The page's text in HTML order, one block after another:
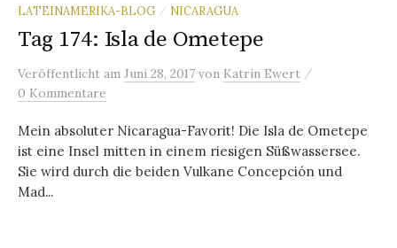
LATEINAMERIKA-BLOG / NICARAGUA
Tag 174: Isla de Ometepe
Veröffentlicht am Juni 28, 2017 von Katrin Ewert /
0 Kommentare
Mein absoluter Nicaragua-Favorit! Die Isla de Ometepe
ist eine Insel mitten in einem riesigen Süßwassersee.
Sie wird durch die beiden Vulkane Concepción und
Mad...